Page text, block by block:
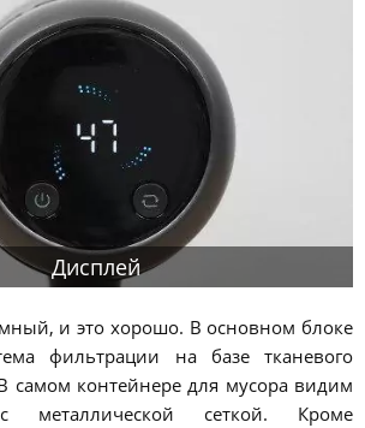
Дисплей
и это хорошо. В основном блоке
фильтрации на базе тканевого
самом контейнере для мусора видим
металлической сеткой. Кроме